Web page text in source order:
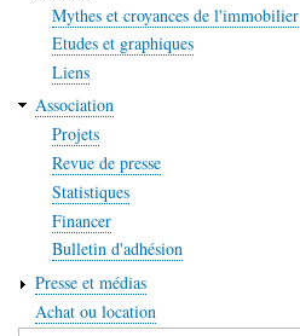
Mythes et croyances de l'immobilier
Etudes et graphiques
Liens
Association
Projets
Revue de presse
Statistiques
Financer
Bulletin d'adhésion
Presse et médias
Achat ou location